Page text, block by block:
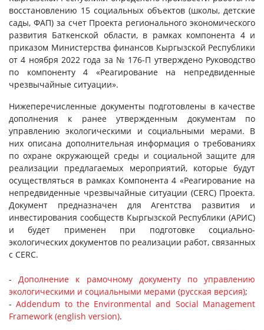
восстановлению 15 социальных объектов (школы, детские
сады, ФАП) за счет Проекта регионального экономического
развития Баткенской области, в рамках компонента 4 и
приказом Министерства финансов Кыргызской Республики
от 4 ноября 2022 года за № 176-П утверждено Руководство
по компоненту 4 «Реагирование на непредвиденные
чрезвычайные ситуации».
Нижеперечисленные документы подготовлены в качестве
дополнения к ранее утвержденным документам по
управлению экологическими и социальными мерами. В
них описана дополнительная информация о требованиях
по охране окружающей среды и социальной защите для
реализации предлагаемых мероприятий, которые будут
осуществляться в рамках Компонента 4 «Реагирование на
непредвиденные чрезвычайные ситуации (CERC) Проекта.
Документ предназначен для Агентства развития и
инвестирования сообществ Кыргызской Республики (АРИС)
и будет применен при подготовке социально-
экологических документов по реализации работ, связанных
с СERC.
-Дополнение к рамочному документу по управлению
экологическими и социальными мерами (русская версия);
-Addendum to the Environmental and Social Management
Framework (english version).